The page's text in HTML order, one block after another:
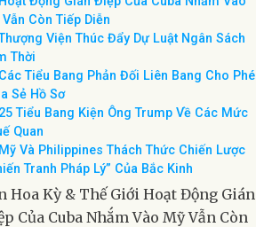
TIN TỔNG HỢP
Cuối Tuần (01-02-Aug-2026)
Hoạt Động Gián Điệp Của Cuba Nhắm Vào
Còn Tiếp Diễn
Thượng Viện Thúc Đẩy Dự Luật Ngân Sách
Thời
Các Tiểu Bang Phản Đối Liên Bang Cho Phép
Sẻ Hồ Sơ
25 Tiểu Bang Kiện Ông Trump Về Các Mức
Quan
Và Philippines Thách Thức Chiến Lược